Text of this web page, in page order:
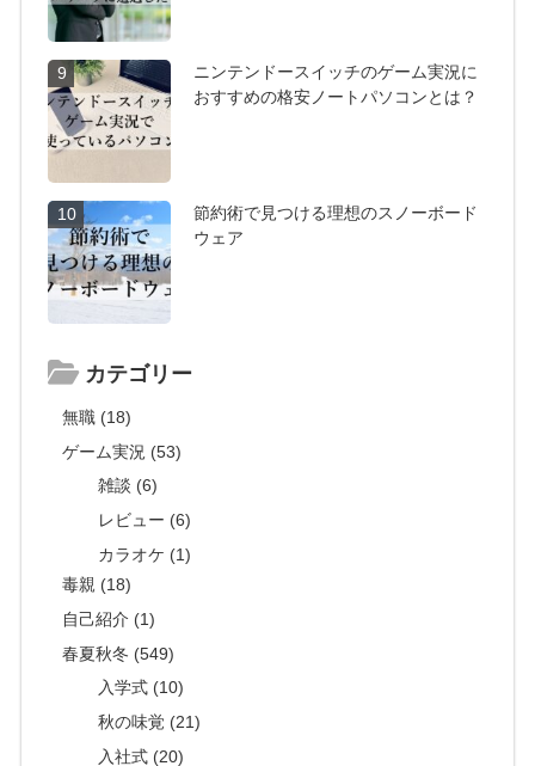
9
ニンテンドースイッチのゲーム実況に
おすすめの格安ノートパソコンとは？
10
節約術で見つける理想のスノーボード
ウェア
カテゴリー
無職 (18)
ゲーム実況 (53)
雑談 (6)
レビュー (6)
カラオケ (1)
毒親 (18)
自己紹介 (1)
春夏秋冬 (549)
入学式 (10)
秋の味覚 (21)
入社式 (20)